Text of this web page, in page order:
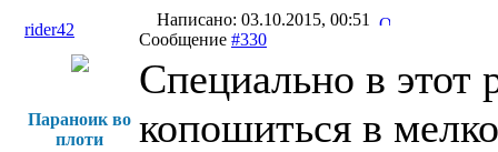
rider42
Написано: 03.10.2015, 00:51
Сообщение #330
Параноик во
плоти
Специально в этот
копошиться в